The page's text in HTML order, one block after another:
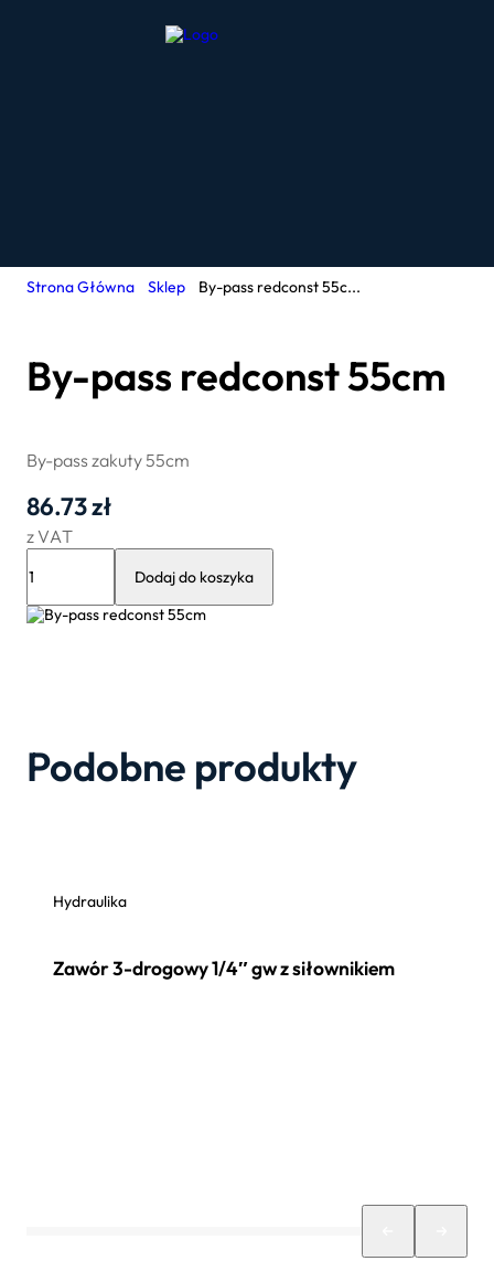
Strona Główna Sklep By-pass redconst 55c...
By-pass redconst 55cm
By-pass zakuty 55cm
86.73zł
z VAT
By-
redconst
55cm
Dodaj do koszyka
Podobne produkty
Hydraulika
Zawór 3-drogowy 1/4″ gw z siłownikiem